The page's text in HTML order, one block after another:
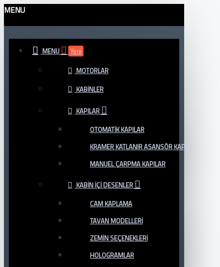
MENU
MENU
Yeni
MOTORLAR
KABINLER
KAPILAR
OTOMATIK KAPILAR
KRAMER KATLANIR ASANSÖR KAPISI
MANUEL ÇARPMA KAPILAR
KABIN İÇI DESENLER
CAM KAPLAMA
TAVAN MODELLERI
ZEMIN SEÇENEKLERI
HOLOGRAMLAR